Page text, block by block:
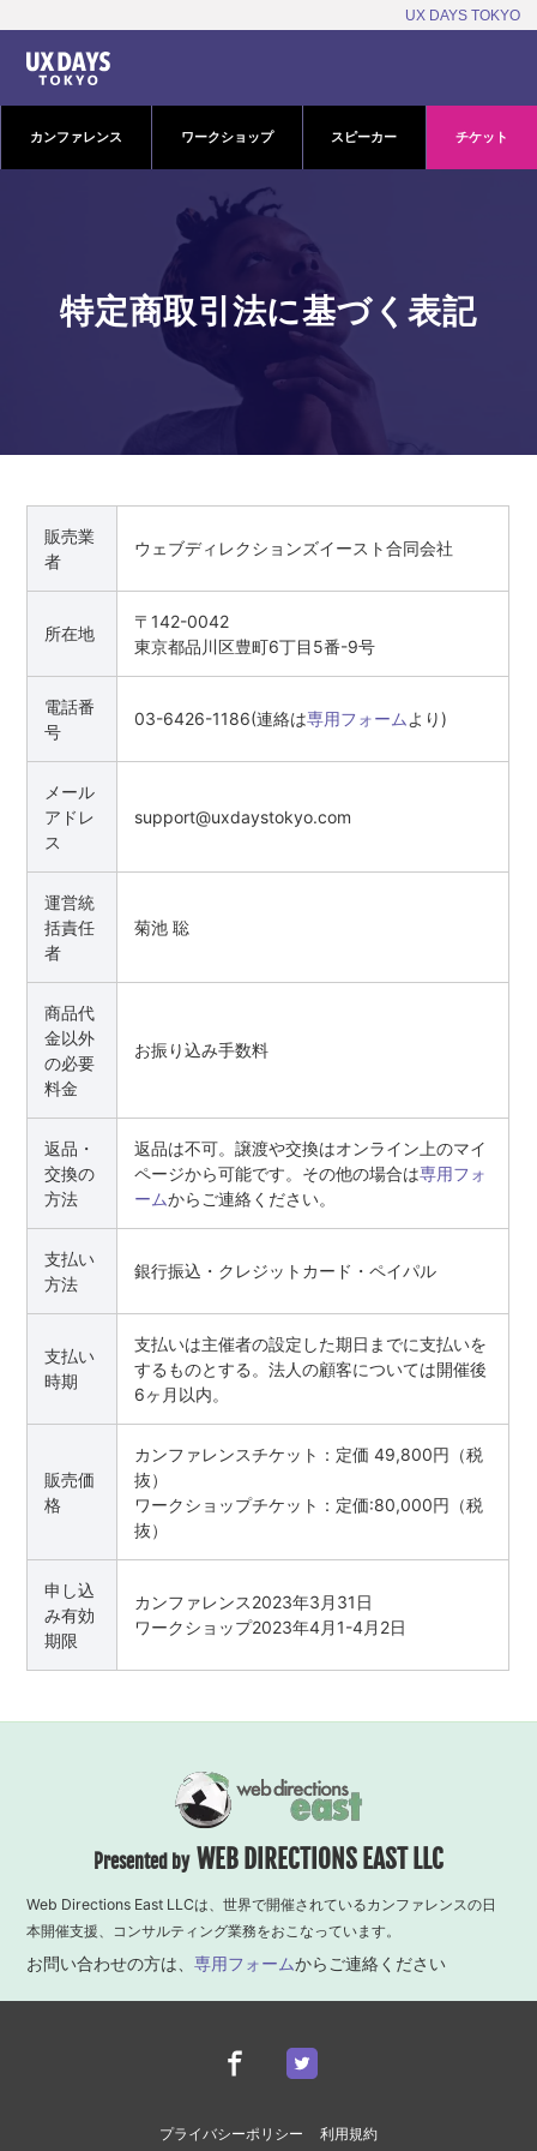
UX DAYS TOKYO
カンファレンス ワークショップ スピーカー チケット
特定商取引法に基づく表記
販売業
者
ウェブディレクションズイースト合同会社
所在地
〒142-0042
東京都品川区豊町6丁目5番-9号
電話番
号
03-6426-1186(連絡は専用フォーム より)
メール
アドレ
ス
support@uxdaystokyo.com
運営統
括責任
者
菊池 聡
商品代
金以外
の必要
料金
お振り込み手数料
返品・
交換の
方法
返品は不可。譲渡や交換はオンライン上のマイ
ページから可能です。その他の場合は専用フォ
ームからご連絡ください。
支払い
方法
銀行振込・クレジットカード・ペイパル
支払い
時期
支払いは主催者の設定した期日までに支払いを
するものとする。法人の顧客については開催後
6ヶ月以内。
販売価
格
カンファレンスチケット：定価 49,800円（税
抜）
ワークショップチケット：定価:80,000円（税
抜）
申し込
み有効
期限
カンファレンス2023年3月31日
ワークショップ2023年4月1-4月2日
Presented by WEB DIRECTIONS EAST LLC
Web Directions East LLCは、世界で開催されているカンファレンスの日
本開催支援、コンサルティング業務をおこなっています。
お問い合わせの方は、専用フォームからご連絡ください
プライバシーポリシー 利用規約